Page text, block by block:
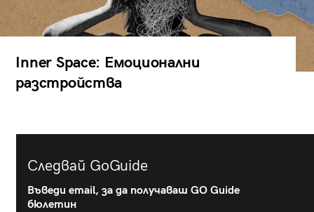
Inner Space: Емоционални
разстройства
Следвай GoGuide
Въведи email, за да получаваш GO Guide
бюлетин